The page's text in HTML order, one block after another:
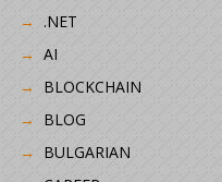
.NET
AI
BLOCKCHAIN
BLOG
BULGARIAN